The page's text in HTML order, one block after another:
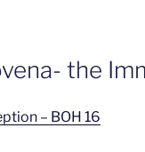
the
– BOH 16